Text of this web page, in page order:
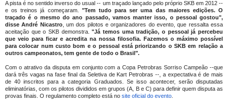
A pista é no sentido inverso do usual -- um traçado lançado pelo próprio SKB em 2012 --
e os treinos já começaram. "Tem tudo para ser uma das maiores edições. O
traçado é o mesmo do ano passado, vamos manter isso, o pessoal gostou",
disse André Nicastro, um dos pilotos e organizadores do evento, que ressalta essa
aceitação que o SKB demonstra."Já temos uma tradição, o pessoal já percebeu
que veio para ficar e acredita na nossa filosofia. Fazemos o máximo possível
para colocar num custo bom e o pessoal está priorizando o SKB em relação a
outros campeonatos, tem gente de todo o Brasil".
Com o atrativo da disputa em conjunto com a Copa Petrobras Sorriso Campeão --que
dará três vagas na fase final da Seletiva de Kart Petrobras --, a expectativa é de mais
de 40 inscritos para a categoria Graduados. Se isso acontecer, serão disputadas
eliminatórias, com os pilotos divididos em grupos (A, B e C) para definir quem disputa as
provas finais. O regulamento completo está no site oficial do evento